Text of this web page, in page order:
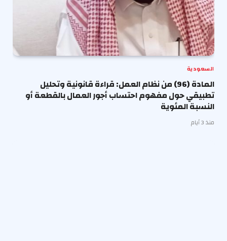
السعودية
المادة (96) من نظام العمل: قراءة قانونية وتحليل
تطبيقي حول مفهوم احتساب أجور العمال بالقطعة أو
النسبة المئوية
منذ 3 أيام